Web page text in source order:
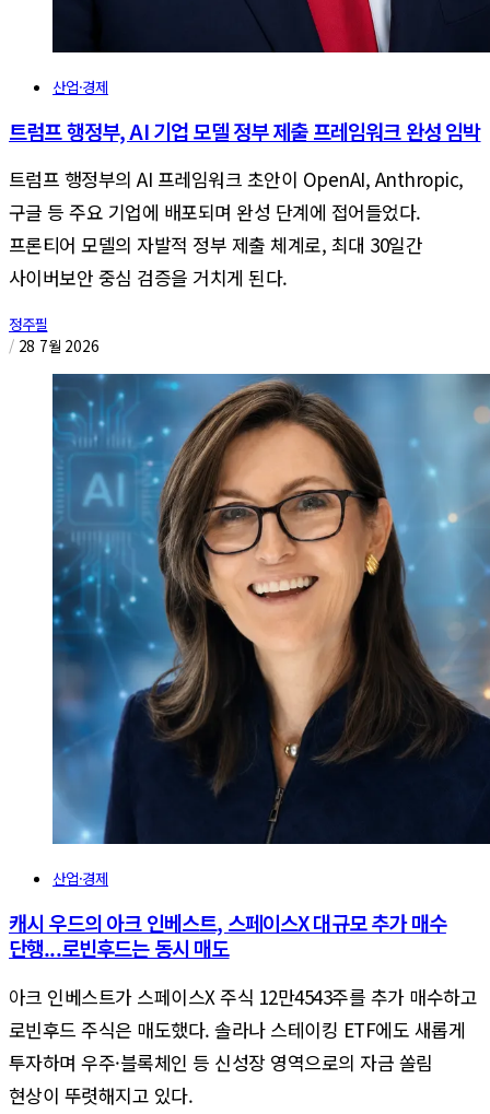
산업·경제
트럼프 행정부, AI 기업 모델 정부 제출 프레임워크 완성 임박
트럼프 행정부의 AI 프레임워크 초안이 OpenAI, Anthropic,
구글 등 주요 기업에 배포되며 완성 단계에 접어들었다.
프론티어 모델의 자발적 정부 제출 체계로, 최대 30일간
사이버보안 중심 검증을 거치게 된다.
정주필
/ 28 7월 2026
산업·경제
캐시 우드의 아크 인베스트, 스페이스X 대규모 추가 매수
단행...로빈후드는 동시 매도
아크 인베스트가 스페이스X 주식 12만4543주를 추가 매수하고
로빈후드 주식은 매도했다. 솔라나 스테이킹 ETF에도 새롭게
투자하며 우주·블록체인 등 신성장 영역으로의 자금 쏠림
현상이 뚜렷해지고 있다.